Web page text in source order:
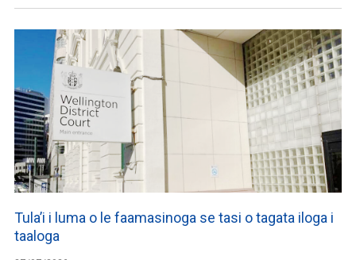
Tula’i i luma o le faamasinoga se tasi o tagata iloga i
taaloga